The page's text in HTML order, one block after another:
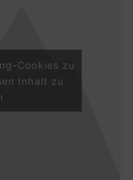
Cookies zu
Inhalt zu